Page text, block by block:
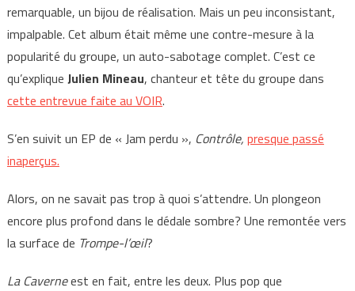
remarquable, un bijou de réalisation. Mais un peu inconsistant,
impalpable. Cet album était même une contre-mesure à la
popularité du groupe, un auto-sabotage complet. C’est ce
qu’explique Julien Mineau, chanteur et tête du groupe dans
cette entrevue faite au VOIR.
S’en suivit un EP de « Jam perdu », Contrôle, presque passé
inaperçus.
Alors, on ne savait pas trop à quoi s’attendre. Un plongeon
encore plus profond dans le dédale sombre? Une remontée vers
la surface de Trompe-l’œil?
La Caverneest en fait, entre les deux. Plus pop que